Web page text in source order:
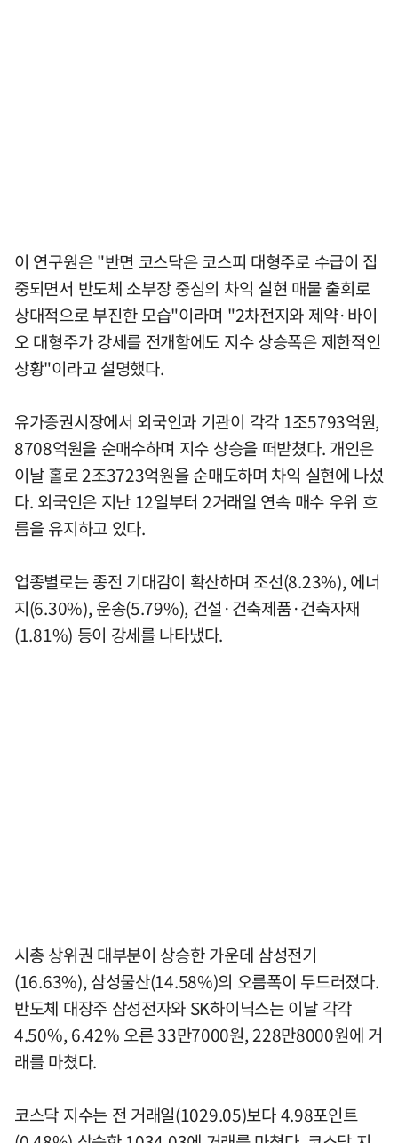
이 연구원은 "반면 코스닥은 코스피 대형주로 수급이 집
중되면서 반도체 소부장 중심의 차익 실현 매물 출회로
상대적으로 부진한 모습"이라며 "2차전지와 제약·바이
오 대형주가 강세를 전개함에도 지수 상승폭은 제한적인
상황"이라고 설명했다.
유가증권시장에서 외국인과 기관이 각각 1조5793억원,
8708억원을 순매수하며 지수 상승을 떠받쳤다. 개인은
이날 홀로 2조3723억원을 순매도하며 차익 실현에 나섰
다. 외국인은 지난 12일부터 2거래일 연속 매수 우위 흐
름을 유지하고 있다.
업종별로는 종전 기대감이 확산하며 조선(8.23%), 에너
지(6.30%), 운송(5.79%), 건설·건축제품·건축자재
(1.81%) 등이 강세를 나타냈다.
시총 상위권 대부분이 상승한 가운데 삼성전기
(16.63%), 삼성물산(14.58%)의 오름폭이 두드러졌다.
반도체 대장주 삼성전자와 SK하이닉스는 이날 각각
4.50%, 6.42% 오른 33만7000원, 228만8000원에 거
래를 마쳤다.
코스닥 지수는 전 거래일(1029.05)보다 4.98포인트